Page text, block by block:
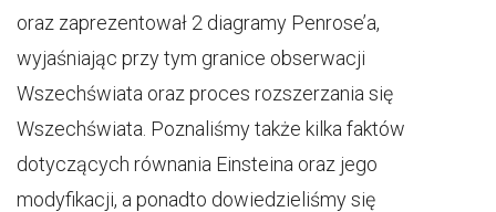
oraz zaprezentował 2 diagramy Penrose’a,
wyjaśniając przy tym granice obserwacji
Wszechświata oraz proces rozszerzania się
Wszechświata. Poznaliśmy także kilka faktów
dotyczących równania Einsteina oraz jego
modyfikacji, a ponadto dowiedzieliśmy się